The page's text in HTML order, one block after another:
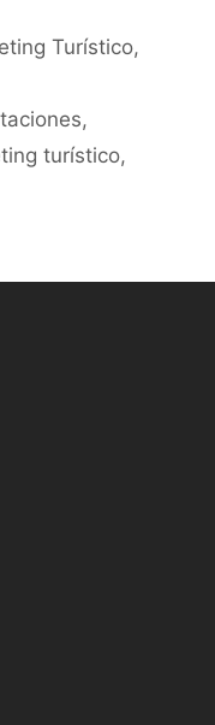
Turístico,
,
turístico,